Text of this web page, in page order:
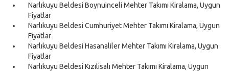
Narlıkuyu Beldesi Boynuinceli Mehter Takımı Kiralama, Uygun
Fiyatlar
Narlıkuyu Beldesi Cumhuriyet Mehter Takımı Kiralama, Uygun
Fiyatlar
Narlıkuyu Beldesi Hasanaliler Mehter Takımı Kiralama, Uygun
Fiyatlar
Narlıkuyu Beldesi Kızılisalı Mehter Takımı Kiralama, Uygun